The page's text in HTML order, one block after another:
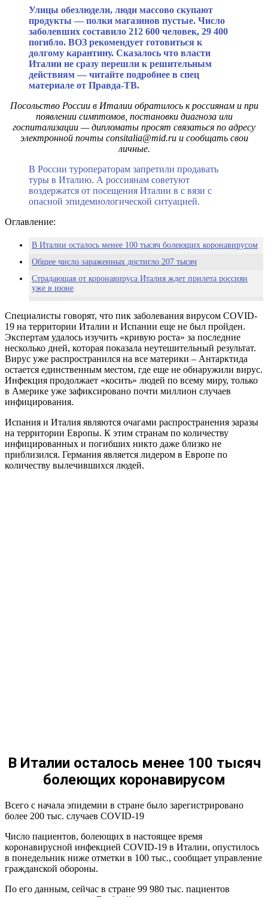
Улицы обезлюдели, люди массово скупают
продукты — полки магазинов пустые. Число
заболевших составило 212 600 человек, 29 400
погибло. ВОЗ рекомендует готовиться к
долгому карантину. Сказалось что власти
Италии не сразу перешли к решительным
действиям — читайте подробнее в спец
материале от Правда-ТВ.
Посольство России в Италии обратилось к россиянам и при
появлении симптомов, постановки диагноза или
госпитализации — дипломаты просят связаться по адресу
электронной почты consitalia@mid.ru и сообщать свои
личные.
В России туроператорам запретили продавать
туры в Италию. А россиянам советуют
воздержатся от посещения Италии в с вязи с
опасной эпидемиологической ситуацией.
Оглавление:
В Италии осталось менее 100 тысяч болеющих коронавирусом
Общее число зараженных достигло 207 тысяч
Страдающая от коронавируса Италия ждет прилета россиян
уже в июне
вылечились от COVID-19 в Бергамо.
Итальянские ученые назвали реальный уровень смертности от
коронавируса
Коронавирус в Италии, последние новости
Испания продолжает бороться с «короной»
Коронавирус в мире
В Италии сжигают тела умерших от коронавируса, кладбища
переполнены
Как в Италии хоронят людей, умерших от коронавируса
В Италии действуют запрет на похороны, а тела вывозят в
гробах на кремацию
США направят Италии медицинскую помощь на $100 млн
Несколько городов в Италии коронавирус обошёл стороной.
В Ломбардии поблагодарили военных из РФ за помощь в
США и Италия обошли Китай по числу зараженных
коронавирусом
CNN сообщил о выписке Пласидо Доминго из больницы
Специалисты говорят, что пик заболевания вирусом COVID-
19 на территории Италии и Испании еще не был пройден.
Экспертам удалось изучить «кривую роста» за последние
несколько дней, которая показала неутешительный результат.
Вирус уже распространился на все материки – Антарктида
остается единственным местом, где еще не обнаружили вирус.
Инфекция продолжает «косить» людей по всему миру, только
в Америке уже зафиксировано почти миллион случаев
инфицирования.
Испания и Италия являются очагами распространения заразы
на территории Европы. К этим странам по количеству
инфицированных и погибших никто даже близко не
приблизился. Германия является лидером в Европе по
количеству вылечившихся людей.
В Италии осталось менее 100 тысяч
болеющих коронавирусом
Всего с начала эпидемии в стране было зарегистрировано
более 200 тыс. случаев COVID-19
Число пациентов, болеющих в настоящее время
коронавирусной инфекцией COVID-19 в Италии, опустилось
в понедельник ниже отметки в 100 тыс., сообщает управление
гражданской обороны.
По его данным, сейчас в стране 99 980 тыс. пациентов